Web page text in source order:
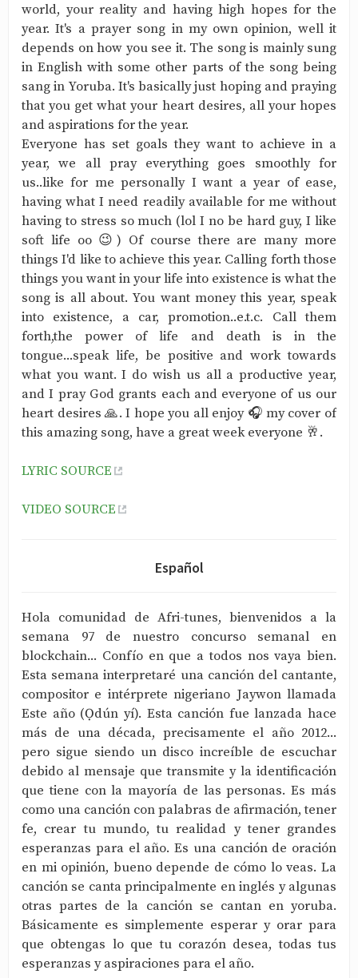
world, your reality and having high hopes for the
year. It's a prayer song in my own opinion, well it
depends on how you see it. The song is mainly sung
in English with some other parts of the song being
sang in Yoruba. It's basically just hoping and praying
that you get what your heart desires, all your hopes
and aspirations for the year.
Everyone has set goals they want to achieve in a
year, we all pray everything goes smoothly for
us..like for me personally I want a year of ease,
having what I need readily available for me without
having to stress so much (lol I no be hard guy, I like
soft life oo 😉) Of course there are many more
things I'd like to achieve this year. Calling forth those
things you want in your life into existence is what the
song is all about. You want money this year, speak
into existence, a car, promotion..e.t.c. Call them
forth,the power of life and death is in the
tongue...speak life, be positive and work towards
what you want. I do wish us all a productive year,
and I pray God grants each and everyone of us our
heart desires 🙏. I hope you all enjoy 🎧 my cover of
this amazing song, have a great week everyone 🥂.
LYRIC SOURCE
VIDEO SOURCE
Español
Hola comunidad de Afri-tunes, bienvenidos a la
semana 97 de nuestro concurso semanal en
blockchain... Confío en que a todos nos vaya bien.
Esta semana interpretaré una canción del cantante,
compositor e intérprete nigeriano Jaywon llamada
Este año (Ọdún yí). Esta canción fue lanzada hace
más de una década, precisamente el año 2012...
pero sigue siendo un disco increíble de escuchar
debido al mensaje que transmite y la identificación
que tiene con la mayoría de las personas. Es más
como una canción con palabras de afirmación, tener
fe, crear tu mundo, tu realidad y tener grandes
esperanzas para el año. Es una canción de oración
en mi opinión, bueno depende de cómo lo veas. La
canción se canta principalmente en inglés y algunas
otras partes de la canción se cantan en yoruba.
Básicamente es simplemente esperar y orar para
que obtengas lo que tu corazón desea, todas tus
esperanzas y aspiraciones para el año.